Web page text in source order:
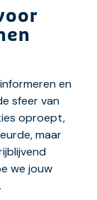
en
sfeer van
oproept,
maar
we jouw